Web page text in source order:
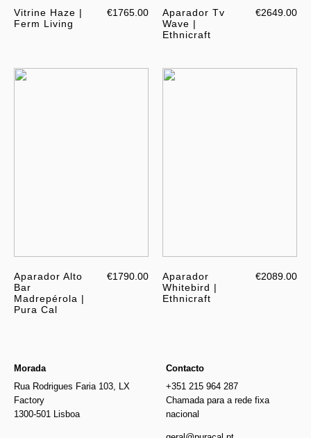
Vitrine Haze |
Ferm Living
€1765.00
Aparador Tv
Wave |
Ethnicraft
€2649.00
Aparador Alto
Bar
Madrepérola |
Pura Cal
€1790.00
Aparador
Whitebird |
Ethnicraft
€2089.00
Morada
Rua Rodrigues Faria 103, LX
Factory
1300-501 Lisboa
Contacto
+351 215 964 287
Chamada para a rede fixa
nacional